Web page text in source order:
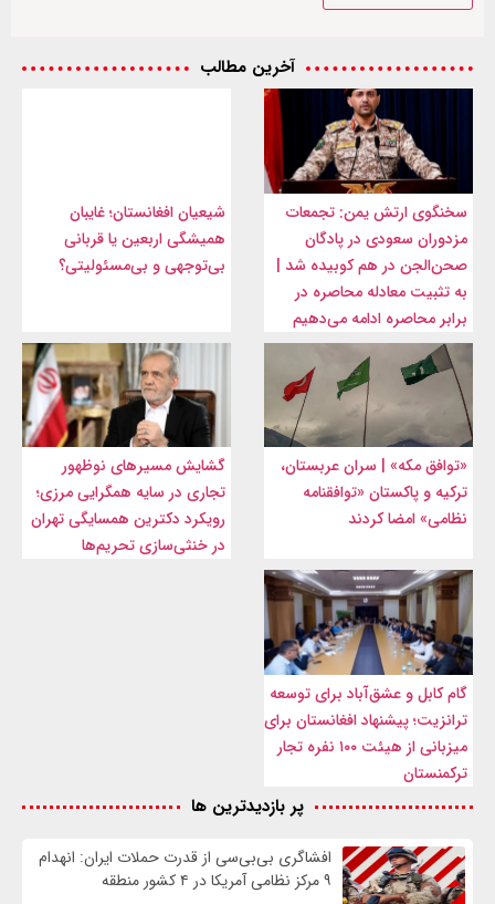
آخرین مطالب
سخنگوی ارتش یمن: تجمعات
مزدوران سعودی در پادگان
صحن‌الجن در هم کوبیده شد |
به تثبیت معادله محاصره در
برابر محاصره ادامه می‌دهیم
شیعیان افغانستان؛ غایبان
همیشگی اربعین یا قربانی
بی‌توجهی و بی‌مسئولیتی؟
«توافق مکه» | سران عربستان،
ترکیه و پاکستان «توافقنامه
نظامی» امضا کردند
گشایش مسیرهای نوظهور
تجاری در سایه همگرایی مرزی؛
رویکرد دکترین همسایگی تهران
در خنثی‌سازی تحریم‌ها
گام کابل و عشق‌آباد برای توسعه
ترانزیت؛ پیشنهاد افغانستان برای
میزبانی از هیئت ۱۰۰ نفره تجار
ترکمنستان
پر بازدیدترین ها
افشاگری بی‌بی‌سی از قدرت حملات ایران: انهدام
۹ مرکز نظامی آمریکا در ۴ کشور منطقه